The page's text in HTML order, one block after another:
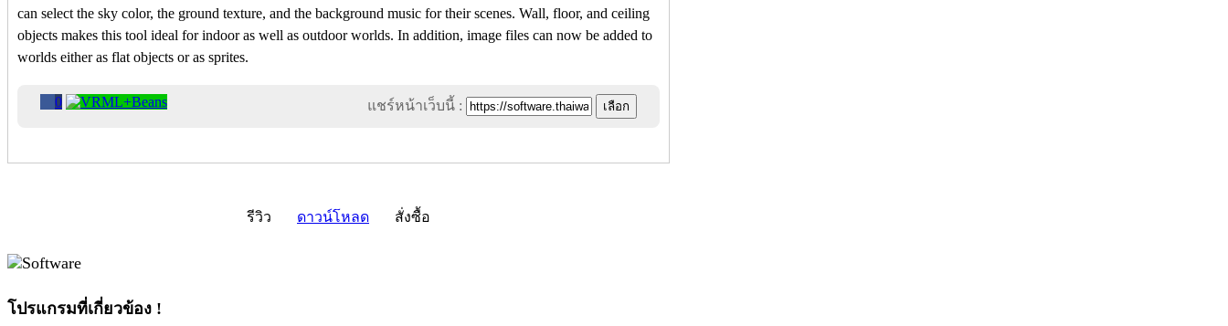
can select the sky color, the ground texture, and the background music for their scenes. Wall, floor, and ceiling
objects makes this tool ideal for indoor as well as outdoor worlds. In addition, image files can now be added to
worlds either as flat objects or as sprites.
0 แชร์หน้าเว็บนี้ :
รีวิว ดาวน์โหลด สั่งซื้อ
โปรแกรมที่เกี่ยวข้อง !